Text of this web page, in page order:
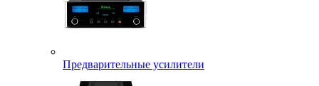
Предварительные усилители